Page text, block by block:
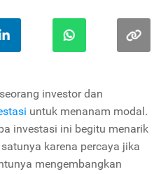
investor dan
untuk menanam modal.
investasi ini begitu menarik
karena percaya jika
mengembangkan